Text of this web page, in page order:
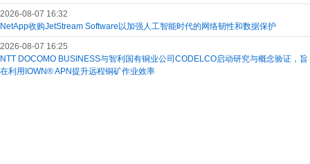
2026-08-07 16:32
NetApp收购JetStream Software以加强人工智能时代的网络韧性和数据保护
2026-08-07 16:25
NTT DOCOMO BUSINESS与智利国有铜业公司CODELCO启动研究与概念验证，旨
在利用IOWN® APN提升远程铜矿作业效率